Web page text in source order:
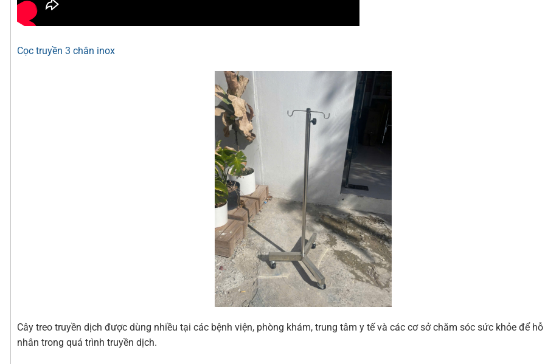
Cọc truyền 3 chân inox
Cây treo truyền dịch được dùng nhiều tại các bệnh viện, phòng khám, trung tâm y tế và các cơ sở chăm sóc sức khỏe để hỗ
nhân trong quá trình truyền dịch.